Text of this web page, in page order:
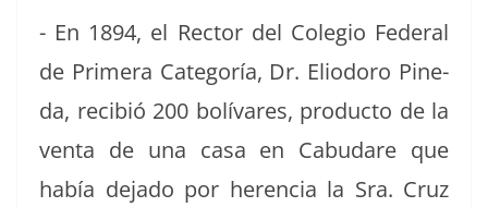
- En 1894, el Rec­tor del Cole­gio Fed­er­al
de Primera Cat­e­goría, Dr. Eliodoro Pine­
da, recibió 200 bolí­vares, pro­duc­to de la
ven­ta de una casa en Cabu­dare que
había deja­do por heren­cia la Sra. Cruz